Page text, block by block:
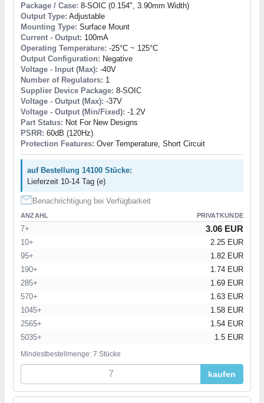
Package / Case: 8-SOIC (0.154", 3.90mm Width)
Output Type: Adjustable
Mounting Type: Surface Mount
Current - Output: 100mA
Operating Temperature: -25°C ~ 125°C
Output Configuration: Negative
Voltage - Input (Max): -40V
Number of Regulators: 1
Supplier Device Package: 8-SOIC
Voltage - Output (Max): -37V
Voltage - Output (Min/Fixed): -1.2V
Part Status: Not For New Designs
PSRR: 60dB (120Hz)
Protection Features: Over Temperature, Short Circuit
auf Bestellung 14100 Stücke:
Lieferzeit 10-14 Tag (e)
Benachrichtigung bei Verfügbarkeit
ANZAHL PRIVATKUNDE
7+ 3.06 EUR
10+
2.25 EUR
95+
1.82 EUR
190+
1.74 EUR
285+
1.69 EUR
570+
1.63 EUR
1045+
1.58 EUR
2565+
1.54 EUR
5035+
1.5 EUR
Mindestbestellmenge: 7 Stücke
kaufen